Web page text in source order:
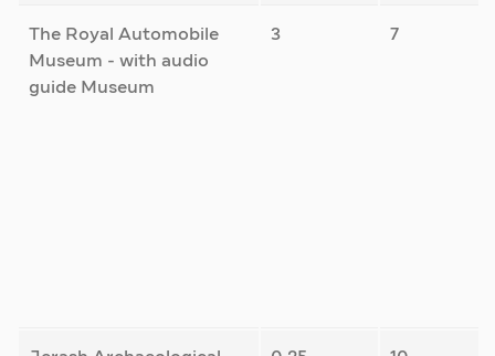
The Royal Automobile
Museum - with audio
guide Museum
3 7